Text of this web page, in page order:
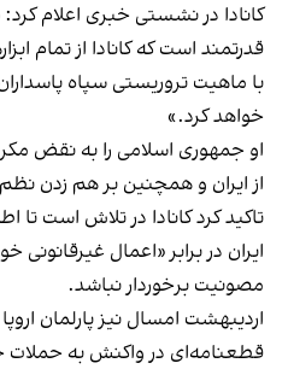
کانادا در نشستی خبری اعلام
قدرتمند است که کانادا از تمام
با ماهیت تروریستی سپاه
خواهد کرد.»
او جمهوری اسلامی را به نقض
از ایران و همچنین بر هم زدن
تاکید کرد کانادا در تلاش است
ایران در برابر «اعمال
مصونیت برخوردار نباشد.
اردیبهشت امسال نیز پارلمان
قطعنامه‌ای در واکنش به حملات